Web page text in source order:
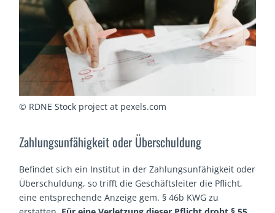
© RDNE Stock project at pexels.com
Zahlungsunfähigkeit oder Überschuldung
Befindet sich ein Institut in der Zahlungsunfähigkeit oder
Überschuldung, so trifft die Geschäftsleiter die Pflicht,
eine entsprechende Anzeige gem. § 46b KWG zu